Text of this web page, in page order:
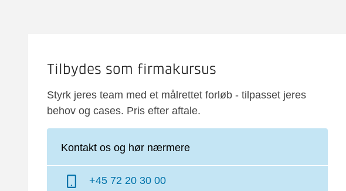
Tilbydes som firmakursus
Styrk jeres team med et målrettet forløb - tilpasset jeres
behov og cases. Pris efter aftale.
Kontakt os og hør nærmere
+45 72 20 30 00